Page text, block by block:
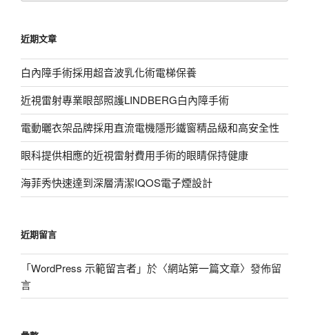
字:
近期文章
白內障手術採用超音波乳化術電梯保養
近視雷射專業眼部照護LINDBERG白內障手術
電動曬衣架品牌採用直流電機隱形鐵窗精品級和高安全性
眼科提供相應的近視雷射費用手術的眼睛保持健康
海菲秀快速達到深層清潔IQOS電子煙設計
近期留言
「WordPress 示範留言者」於〈網站第一篇文章〉發佈留
言